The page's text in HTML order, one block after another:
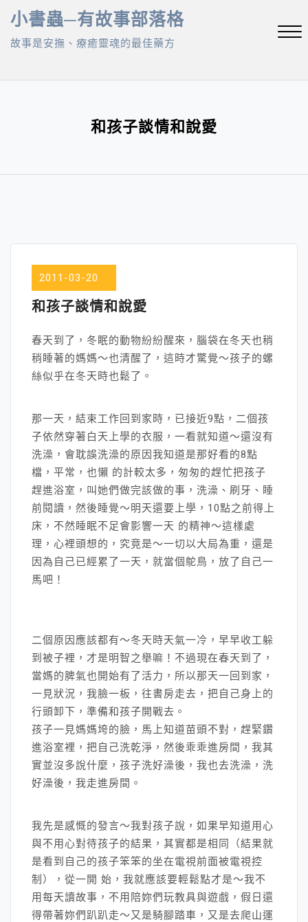
Skip
content
小書蟲─有故事部落格
故事是安撫、療癒靈魂的最佳藥方
和孩子談情和說愛
2011-03-20
和孩子談情和說愛
春天到了，冬眠的動物紛紛醒來，腦袋在冬天也稍
稍睡著的媽媽～也清醒了，這時才驚覺～孩子的螺
絲似乎在冬天時也鬆了。
那一天，結束工作回到家時，已接近9點，二個孩
子依然穿著白天上學的衣服，一看就知道～還沒有
洗澡，會耽誤洗澡的原因我知道是那好看的8點
檔，平常，也懶 的計較太多，匆匆的趕忙把孩子
趕進浴室，叫她們做完該做的事，洗澡、刷牙、睡
前閱讀，然後睡覺～明天還要上學，10點之前得上
床，不然睡眠不足會影響一天 的精神～這樣處
理，心裡頭想的，究竟是～一切以大局為重，還是
因為自己已經累了一天，就當個鴕鳥，放了自己一
馬吧！
二個原因應該都有～冬天時天氣一冷，早早收工躲
到被子裡，才是明智之舉嘛！不過現在春天到了，
當媽的脾氣也開始有了活力，所以那天一回到家，
一見狀況，我臉一板，往書房走去，把自己身上的
行頭卸下，準備和孩子開戰去。
孩子一見媽媽垮的臉，馬上知道苗頭不對，趕緊鑽
進浴室裡，把自己洗乾淨，然後乖乖進房間，我其
實並沒多說什麼，孩子洗好澡後，我也去洗澡，洗
好澡後，我走進房間。
我先是感慨的發言～我對孩子說，如果早知道用心
與不用心對待孩子的結果，其實都是相同（結果就
是看到自己的孩子笨笨的坐在電視前面被電視控
制），從一開 始，我就應該要輕鬆點才是～我不
用每天讀故事，不用陪妳們玩教具與遊戲，假日還
得帶著妳們趴趴走～又是騎腳踏車，又是去爬山運